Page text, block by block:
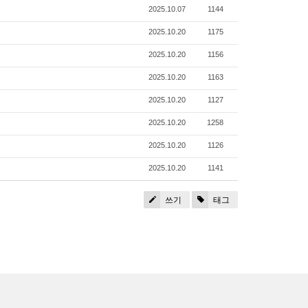
2025.10.07 1144
2025.10.20 1175
2025.10.20 1156
2025.10.20 1163
2025.10.20 1127
2025.10.20 1258
2025.10.20 1126
2025.10.20 1141
쓰기 태그